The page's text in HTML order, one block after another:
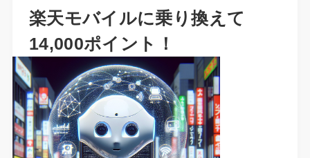
楽天モバイルに乗り換えて
14,000ポイント！